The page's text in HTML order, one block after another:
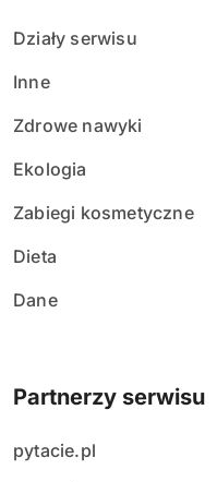
Działy serwisu
Inne
Zdrowe nawyki
Ekologia
Zabiegi kosmetyczne
Dieta
Dane
Partnerzy serwisu
pytacie.pl